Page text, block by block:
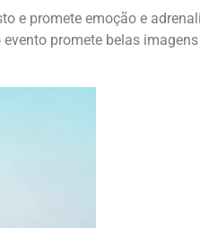
e promete emoção e
promete belas